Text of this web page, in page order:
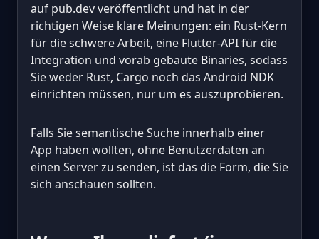
auf pub.dev veröffentlicht und hat in der
richtigen Weise klare Meinungen: ein Rust-Kern
für die schwere Arbeit, eine Flutter-API für die
Integration und vorab gebaute Binaries, sodass
Sie weder Rust, Cargo noch das Android NDK
einrichten müssen, nur um es auszuprobieren.
Falls Sie semantische Suche innerhalb einer
App haben wollten, ohne Benutzerdaten an
einen Server zu senden, ist das die Form, die Sie
sich anschauen sollten.